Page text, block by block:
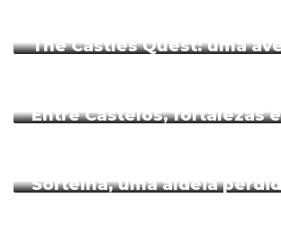
The Castles Quest: uma
Entre Castelos, fortalezas
Sortelha, uma aldeia